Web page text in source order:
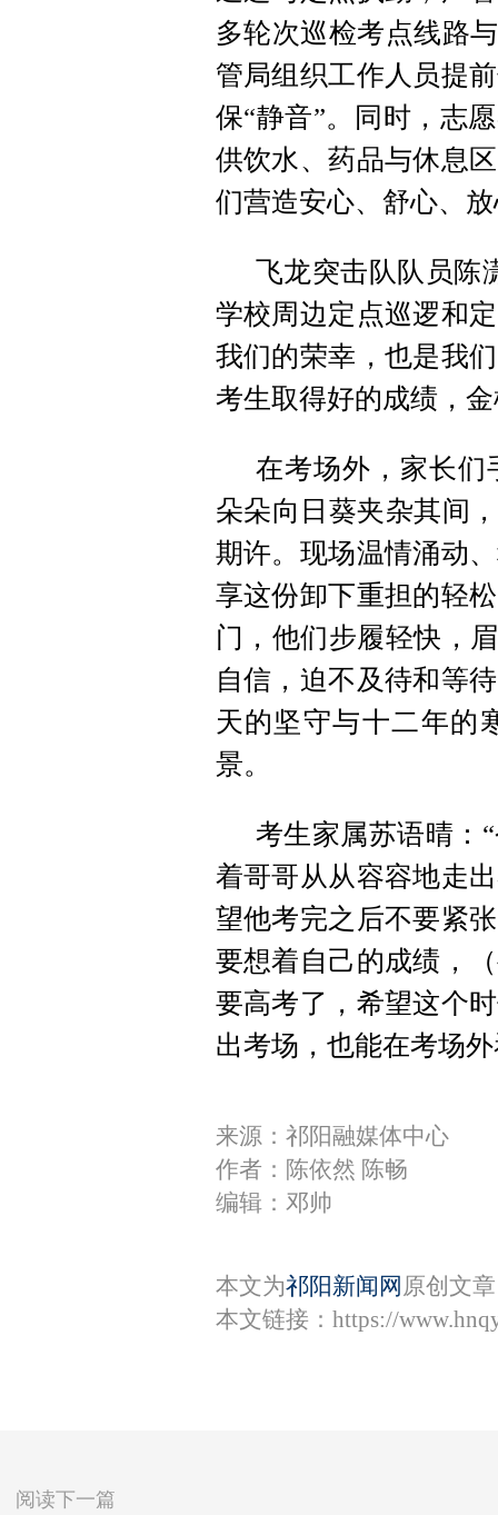
多轮次巡检考点线路
管局组织工作人员提
保“静音”。同时，志
供饮水、药品与休息
们营造安心、舒心、
飞龙突击队队员
学校周边定点巡逻和
我们的荣幸，也是我
考生取得好的成绩，
在考场外，家长们
朵朵向日葵夹杂其间
期许。现场温情涌动
享这份卸下重担的轻
门，他们步履轻快，
自信，迫不及待和等
天的坚守与十二年的
景。
考生家属苏语晴：
着哥哥从从容容地走
望他考完之后不要紧
要想着自己的成绩，
要高考了，希望这个
出考场，也能在考场
来源：祁阳融媒体中心
作者：陈依然 陈畅
编辑：邓帅
本文为祁阳新闻网 原创文
本文链接： https://
阅读下一篇